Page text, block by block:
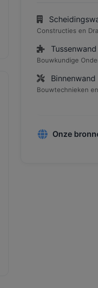
Constructies en
Tussenwand
Bouwkundige
Binnenwand
Bouwtechnieken
Onze